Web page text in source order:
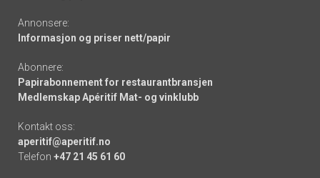
Annonsere:
Informasjon og priser nett/papir
Abonnere:
Papirabonnement for restaurantbransjen
Medlemskap Apéritif Mat- og vinklubb
Kontakt oss:
aperitif@aperitif.no
Telefon +47 21 45 61 60